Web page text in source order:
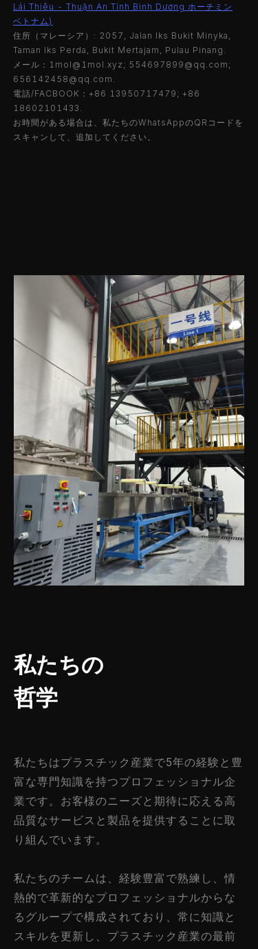
Lái Thiêu - Thuận An Tỉnh Bình Dương ホーチミン
ベトナム)
住所（マレーシア）: 2057, Jalan Iks Bukit Minyka,
Taman Iks Perda, Bukit Mertajam, Pulau Pinang.
メール：1mol@1mol.xyz; 554697899@qq.com;
656142458@qq.com.
電話/FACBOOK：+86 13950717479; +86
18602101433.
お時間がある場合は、私たちのWhatsAppのQRコードを
スキャンして、追加してください。
私たちの
哲学
私たちはプラスチック産業で5年の経験と豊
富な専門知識を持つプロフェッショナル企
業です。お客様のニーズと期待に応える高
品質なサービスと製品を提供することに取
り組んでいます。
私たちのチームは、経験豊富で熟練し、情
熱的で革新的なプロフェッショナルからな
るグループで構成されており、常に知識と
スキルを更新し、プラスチック産業の最前